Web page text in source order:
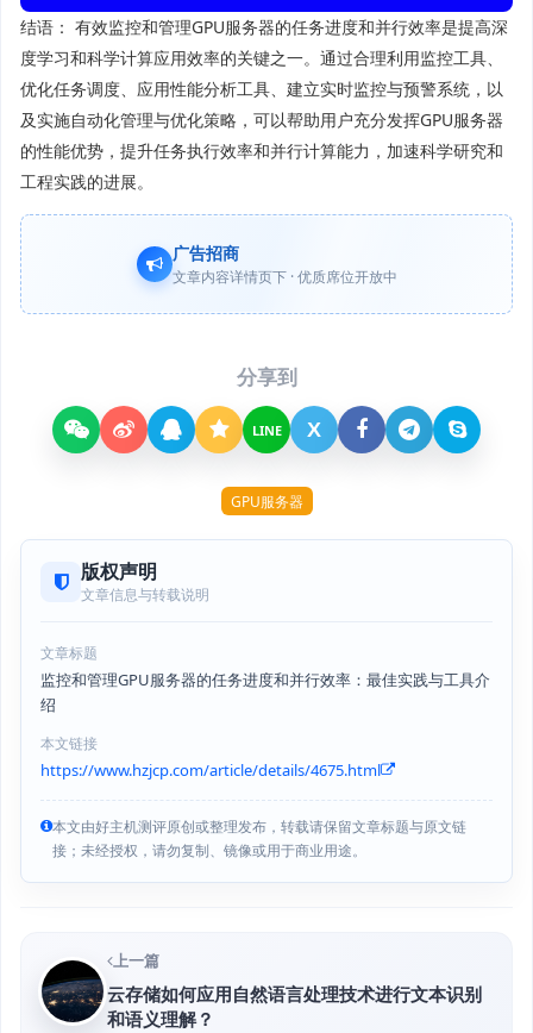
结语： 有效监控和管理GPU服务器的任务进度和并行效率是提高深
度学习和科学计算应用效率的关键之一。通过合理利用监控工具、
优化任务调度、应用性能分析工具、建立实时监控与预警系统，以
及实施自动化管理与优化策略，可以帮助用户充分发挥GPU服务器
的性能优势，提升任务执行效率和并行计算能力，加速科学研究和
工程实践的进展。
广告招商
文章内容详情页下 · 优质席位开放中
分享到
LINE X
GPU服务器
版权声明
文章信息与转载说明
文章标题
监控和管理GPU服务器的任务进度和并行效率：最佳实践与工具介
绍
本文链接
https://www.hzjcp.com/article/details/4675.html
本文由好主机测评原创或整理发布，转载请保留文章标题与原文链
接；未经授权，请勿复制、镜像或用于商业用途。
上一篇
云存储如何应用自然语言处理技术进行文本识别
和语义理解？